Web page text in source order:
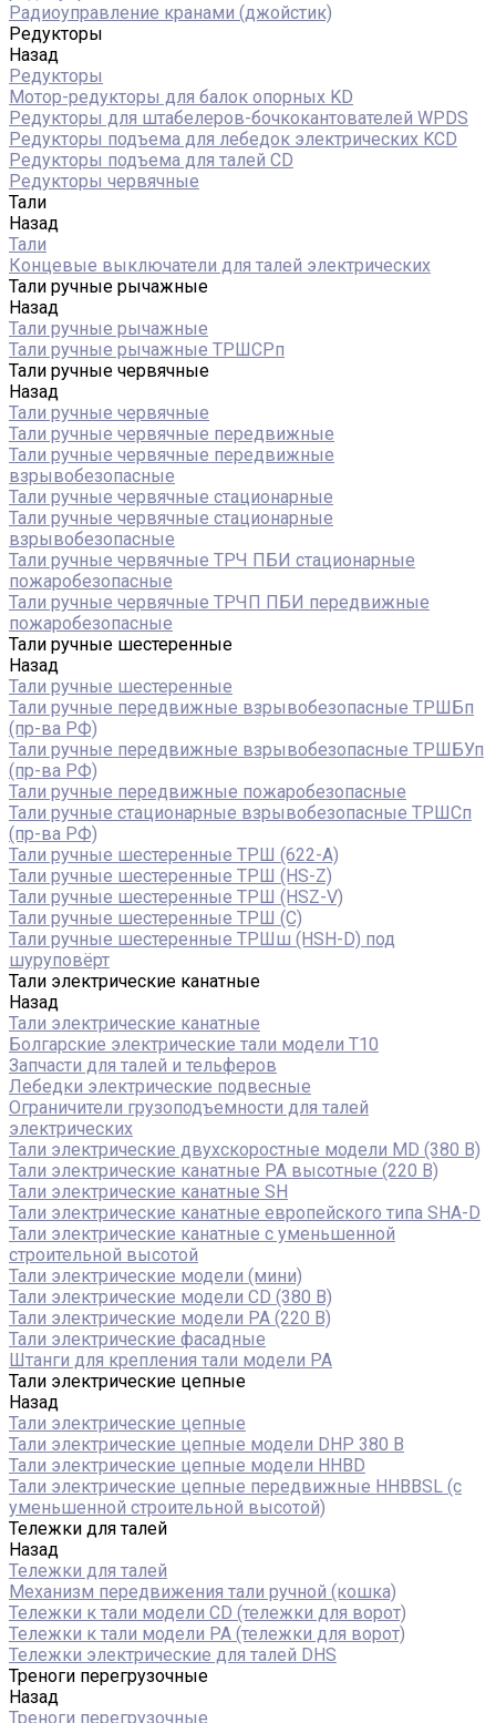
Радиоуправление кранами (джойстик)
Редукторы
Назад
Редукторы
Мотор-редукторы для балок опорных KD
Редукторы для штабелеров-бочкокантователей WPDS
Редукторы подъема для лебедок электрических KCD
Редукторы подъема для талей CD
Редукторы червячные
Тали
Назад
Тали
Концевые выключатели для талей электрических
Тали ручные рычажные
Назад
Тали ручные рычажные
Тали ручные рычажные ТРШСРп
Тали ручные червячные
Назад
Тали ручные червячные
Тали ручные червячные передвижные
Тали ручные червячные передвижные
взрывобезопасные
Тали ручные червячные стационарные
Тали ручные червячные стационарные
взрывобезопасные
Тали ручные червячные ТРЧ ПБИ стационарные
пожаробезопасные
Тали ручные червячные ТРЧП ПБИ передвижные
пожаробезопасные
Тали ручные шестеренные
Назад
Тали ручные шестеренные
Тали ручные передвижные взрывобезопасные ТРШБп
(пр-ва РФ)
Тали ручные передвижные взрывобезопасные ТРШБУп
(пр-ва РФ)
Тали ручные передвижные пожаробезопасные
Тали ручные стационарные взрывобезопасные ТРШСп
(пр-ва РФ)
Тали ручные шестеренные ТРШ (622-A)
Тали ручные шестеренные ТРШ (HS-Z)
Тали ручные шестеренные ТРШ (HSZ-V)
Тали ручные шестеренные ТРШ (С)
Тали ручные шестеренные ТРШш (HSH-D) под
шуруповёрт
Тали электрические канатные
Назад
Тали электрические канатные
Болгарские электрические тали модели T10
Запчасти для талей и тельферов
Лебедки электрические подвесные
Ограничители грузоподъемности для талей
электрических
Тали электрические двухскоростные модели MD (380 В)
Тали электрические канатные PA высотные (220 В)
Тали электрические канатные SH
Тали электрические канатные европейского типа SHA-D
Тали электрические канатные с уменьшенной
строительной высотой
Тали электрические модели (мини)
Тали электрические модели CD (380 В)
Тали электрические модели РА (220 В)
Тали электрические фасадные
Штанги для крепления тали модели РА
Тали электрические цепные
Назад
Тали электрические цепные
Тали электрические цепные модели DHP 380 В
Тали электрические цепные модели HHBD
Тали электрические цепные передвижные HHBBSL (с
уменьшенной строительной высотой)
Тележки для талей
Назад
Тележки для талей
Механизм передвижения тали ручной (кошка)
Тележки к тали модели CD (тележки для ворот)
Тележки к тали модели РА (тележки для ворот)
Тележки электрические для талей DHS
Треноги перегрузочные
Назад
Треноги перегрузочные